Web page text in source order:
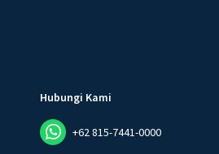
Hubungi Kami
+62 815-7441-0000